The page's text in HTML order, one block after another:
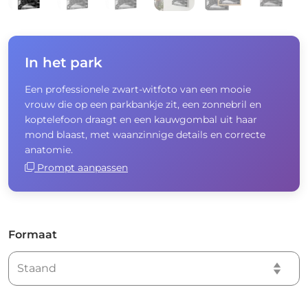
In het park
Een professionele zwart-witfoto van een mooie
vrouw die op een parkbankje zit, een zonnebril en
koptelefoon draagt ​​en een kauwgombal uit haar
mond blaast, met waanzinnige details en correcte
anatomie.
Prompt aanpassen
Formaat